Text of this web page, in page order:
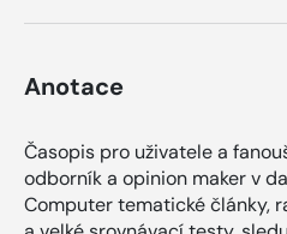
Anotace
Časopis pro uživatele a
odborník a opinion maker v
Computer tematické články,